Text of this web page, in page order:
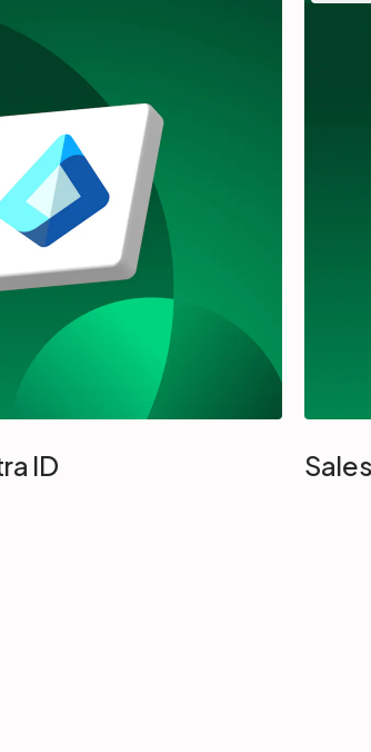
ID